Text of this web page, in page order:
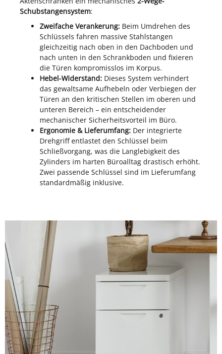
Schubstangensystem:
Zweifache Verankerung: Beim Umdrehen des
Schlüssels fahren massive Stahlstangen
gleichzeitig nach oben in den Dachboden und
nach unten in den Schrankboden und fixieren
die Türen kompromisslos im Korpus.
Hebel-Widerstand: Dieses System verhindert
das gewaltsame Aufhebeln oder Verbiegen der
Türen an den kritischen Stellen im oberen und
unteren Bereich – ein entscheidender
mechanischer Sicherheitsvorteil im Büro.
Ergonomie & Lieferumfang: Der integrierte
Drehgriff entlastet den Schlüssel beim
Schließvorgang, was die Langlebigkeit des
Zylinders im harten Büroalltag drastisch erhöht.
Zwei passende Schlüssel sind im Lieferumfang
standardmäßig inklusive.